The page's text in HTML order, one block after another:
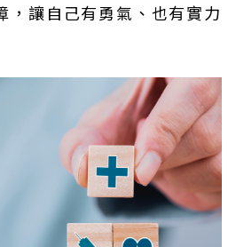
，讓自己有勇氣、也有實力